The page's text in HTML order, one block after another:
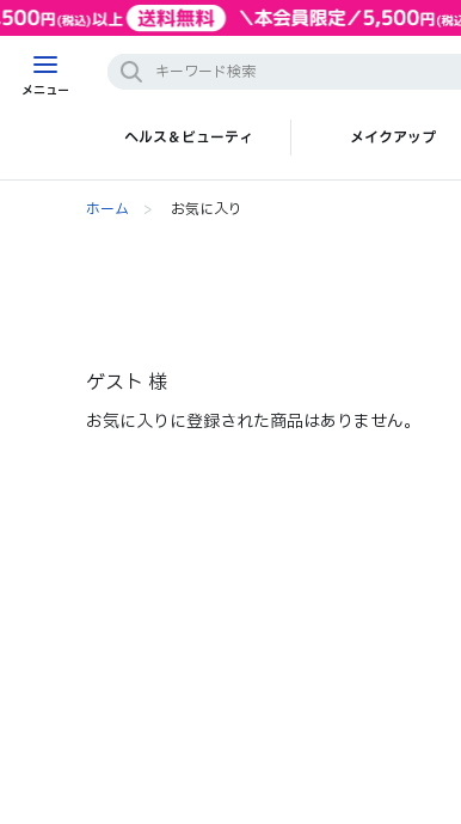
メニュー
ヘルス＆ビューティ メイクアップ
ホーム > お気に入り
ゲスト 様
お気に入りに登録された商品はありません。